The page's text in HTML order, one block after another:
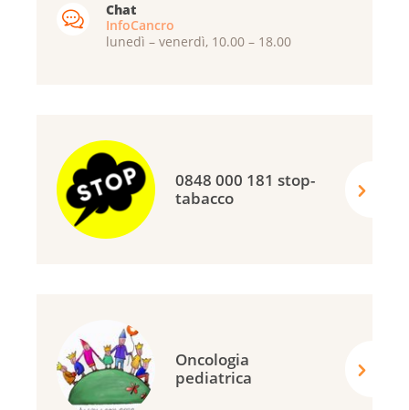
Chat
InfoCancro
lunedì – venerdì, 10.00 – 18.00
0848 000 181 stop-
tabacco
Oncologia
pediatrica